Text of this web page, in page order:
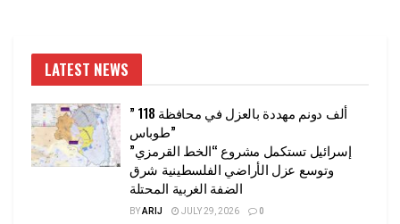
LATEST NEWS
” 118 ألف دونم مهددة بالعزل في محافظة
طوباس”
إسرائيل تستكمل مشروع “الخط القرمزي”
وتوسع عزل الأراضي الفلسطينية شرق
الضفة الغربية المحتلة
BYARIJ JULY 29, 2026 0